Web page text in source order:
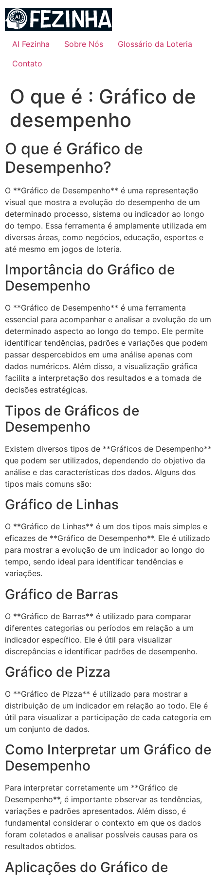
para
conteúdo
AI Fezinha Sobre Nós
Glossário da Loteria
Contato
O que é : Gráfico de
desempenho
O que é Gráfico de
Desempenho?
O **Gráfico de Desempenho** é uma representação
visual que mostra a evolução do desempenho de um
determinado processo, sistema ou indicador ao longo
do tempo. Essa ferramenta é amplamente utilizada em
diversas áreas, como negócios, educação, esportes e
até mesmo em jogos de loteria.
Importância do Gráfico de
Desempenho
O **Gráfico de Desempenho** é uma ferramenta
essencial para acompanhar e analisar a evolução de um
determinado aspecto ao longo do tempo. Ele permite
identificar tendências, padrões e variações que podem
passar despercebidos em uma análise apenas com
dados numéricos. Além disso, a visualização gráfica
facilita a interpretação dos resultados e a tomada de
decisões estratégicas.
Tipos de Gráficos de
Desempenho
Existem diversos tipos de **Gráficos de Desempenho**
que podem ser utilizados, dependendo do objetivo da
análise e das características dos dados. Alguns dos
tipos mais comuns são:
Gráfico de Linhas
O **Gráfico de Linhas** é um dos tipos mais simples e
eficazes de **Gráfico de Desempenho**. Ele é utilizado
para mostrar a evolução de um indicador ao longo do
tempo, sendo ideal para identificar tendências e
variações.
Gráfico de Barras
O **Gráfico de Barras** é utilizado para comparar
diferentes categorias ou períodos em relação a um
indicador específico. Ele é útil para visualizar
discrepâncias e identificar padrões de desempenho.
Gráfico de Pizza
O **Gráfico de Pizza** é utilizado para mostrar a
distribuição de um indicador em relação ao todo. Ele é
útil para visualizar a participação de cada categoria em
um conjunto de dados.
Como Interpretar um Gráfico de
Desempenho
Para interpretar corretamente um **Gráfico de
Desempenho**, é importante observar as tendências,
variações e padrões apresentados. Além disso, é
fundamental considerar o contexto em que os dados
foram coletados e analisar possíveis causas para os
resultados obtidos.
Aplicações do Gráfico de